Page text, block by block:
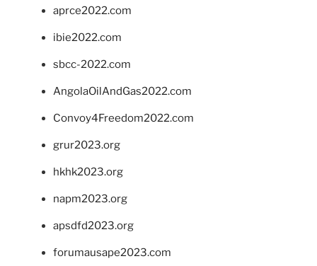
aprce2022.com
ibie2022.com
sbcc-2022.com
AngolaOilAndGas2022.com
Convoy4Freedom2022.com
grur2023.org
hkhk2023.org
napm2023.org
apsdfd2023.org
forumausape2023.com